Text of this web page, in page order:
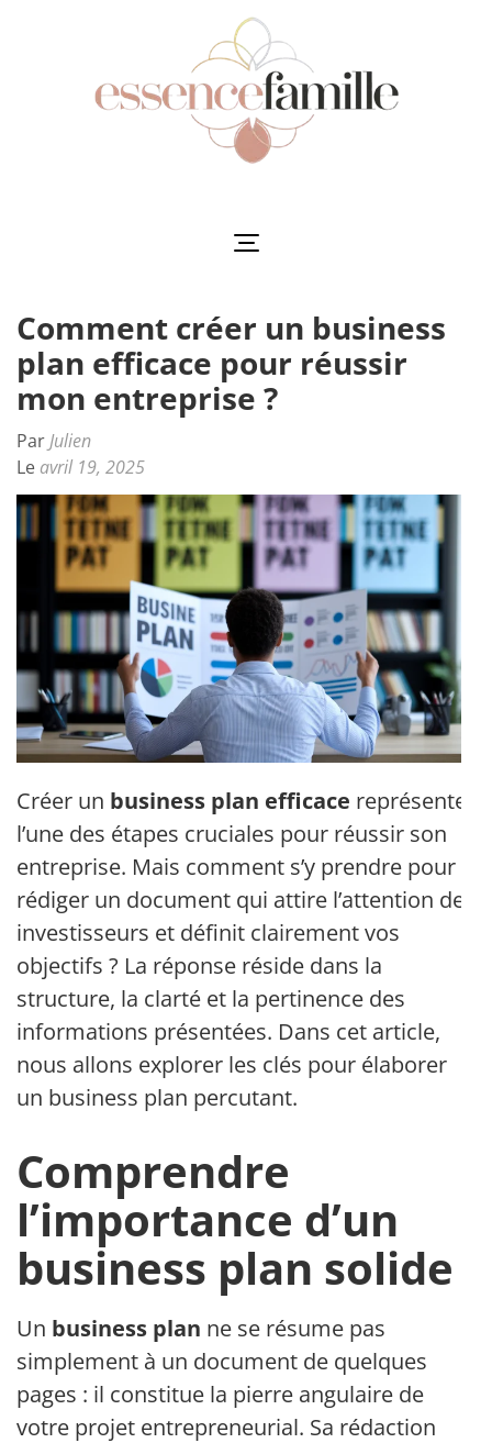
Comment créer un business
plan efficace pour réussir
mon entreprise ?
ParJulien
Le avril 19, 2025
Créer un business plan efficace représente
l’une des étapes cruciales pour réussir son
entreprise. Mais comment s’y prendre pour
rédiger un document qui attire l’attention des
investisseurs et définit clairement vos
objectifs ? La réponse réside dans la
structure, la clarté et la pertinence des
informations présentées. Dans cet article,
nous allons explorer les clés pour élaborer
un business plan percutant.
Comprendre
l’importance d’un
business plan solide
Un business plan ne se résume pas
simplement à un document de quelques
pages : il constitue la pierre angulaire de
votre projet entrepreneurial. Sa rédaction